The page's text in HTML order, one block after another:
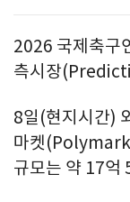
2026 국제축구
측시장
8일(현지시간)
마켓
규모는 약 17억